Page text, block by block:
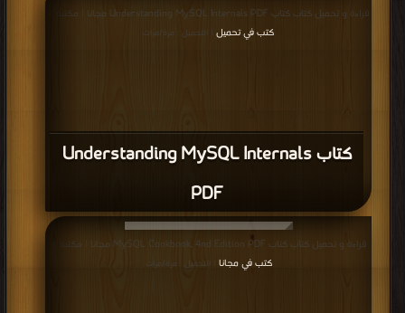
كتاب Understanding MySQL Internals
PDF
قراءة و تحميل كتاب كتاب Understanding MySQL Internals PDF مجانا | مكتبة >
كتب في تحميل
| التحميل : مرة/مرات
قراءة و تحميل كتاب كتاب MySQL Cookbook, 4nd Edition PDF مجانا | مكتبة >
كتب في مجانا | التحميل : مرة/مرات